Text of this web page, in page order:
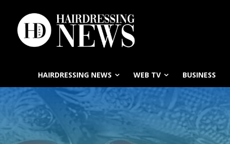
HAIRDRESSING NEWS WEB TV BUSINESS